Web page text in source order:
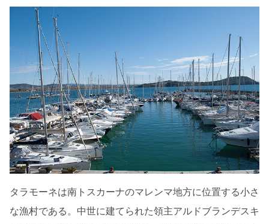
タラモーネは南トスカーナのマレンマ地方に位置する小さ
な漁村である。中世に建てられた領主アルドブランデスキ